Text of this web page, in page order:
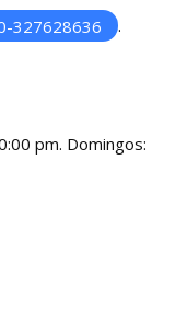
327628636 .
pm. Domingos: